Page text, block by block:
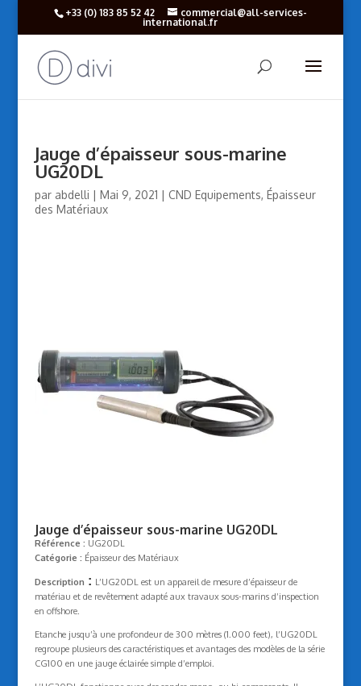
+33 (‎0) 183 85 52 42
commercial@all-services-
international.fr
Jauge d’épaisseur sous-marine
UG20DL
par abdelli | Mai 9, 2021 | CND Equipements, Épaisseur
des Matériaux
Jauge d’épaisseur sous-marine UG20DL
Référence : UG20DL
Catégorie : Épaisseur des Matériaux
Description : L’UG20DL est un appareil de mesure d’épaisseur de
matériau et de revêtement adapté aux travaux sous-marins d’inspection
en offshore.
Etanche jusqu’à une profondeur de 300 mètres (1.000 feet), l’UG20DL
regroupe plusieurs des caractéristiques et avantages des modèles de la série
CG100 en une jauge éclairée simple d’emploi.